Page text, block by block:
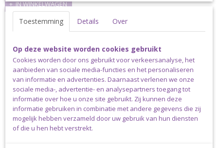
Toestemming Details Over
Op deze website worden cookies gebruikt
Cookies worden door ons gebruikt voor verkeersanalyse, het
aanbieden van sociale media-functies en het personaliseren
van informatie en advertenties. Daarnaast verlenen we onze
sociale media-, advertentie- en analysepartners toegang tot
informatie over hoe u onze site gebruikt. Zij kunnen deze
informatie gebruiken in combinatie met andere gegevens die zij
mogelijk hebben verzameld door uw gebruik van hun diensten
of die u hen hebt verstrekt.
IN WINKELWAGEN
HAAKPAKKET